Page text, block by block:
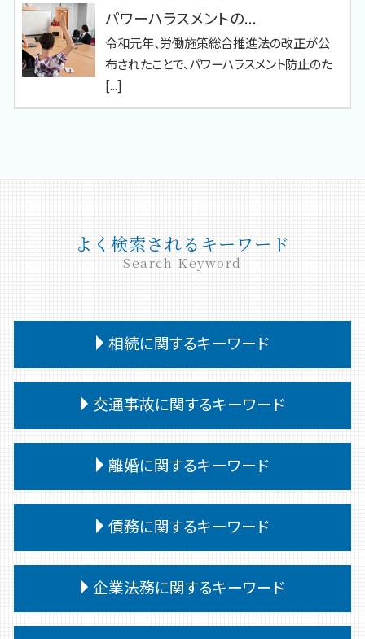
パワーハラスメントの...
令和元年、労働施策総合推進法の改正が公
布されたことで、パワーハラスメント防止のた
[...]
よく検索されるキーワード
Search Keyword
相続に関するキーワード
相続放棄 手続き
法定相続人 範囲
遺留分侵害額請求 時効
相続 遺言なし
相続 譲渡
相続人 連絡取れない
相続 問題
相続 争い
交通事故に関するキーワード
交通事故 相手 無保険
交通事故 治療費 過失割合
交通事故 被害者 慰謝料
交通事故慰謝料 弁護士
交通事故 対応
交通事故 通院 慰謝料
離婚に関するキーワード
親権 父親 勝ち取る
離婚 子供
離婚 口約束 効力
離婚 不動産
債務に関するキーワード
個人再生
小規模個人再生 債務 額
企業法務に関するキーワード